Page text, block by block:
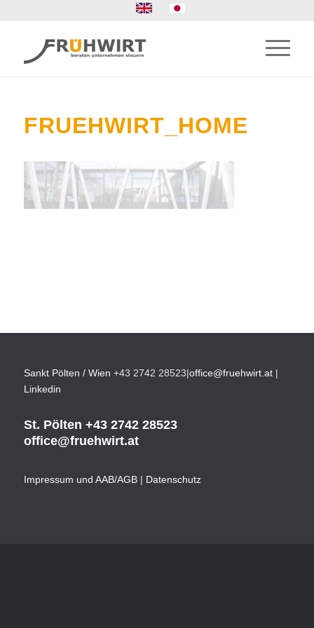
FRUEHWIRT_HOME
Sankt Pölten / Wien +43 2742 28523|office@fruehwirt.at|
Linkedin
St. Pölten +43 2742 28523
office@fruehwirt.at
Impressum und AAB/AGB| Datenschutz